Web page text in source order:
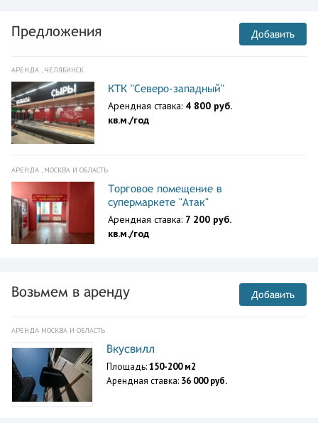
Предложения Добавить
АРЕНДА , ЧЕЛЯБИНСК
КТК "Северо-западный"
Арендная ставка: 4 800 руб.
кв.м./год
АРЕНДА , МОСКВА И ОБЛАСТЬ
Торговое помещение в
супермаркете "Атак"
Арендная ставка: 7 200 руб.
кв.м./год
Возьмем в аренду Добавить
АРЕНДА МОСКВА И ОБЛАСТЬ
Вкусвилл
Площадь:150-200 м2
Арендная ставка: 36 000 руб.